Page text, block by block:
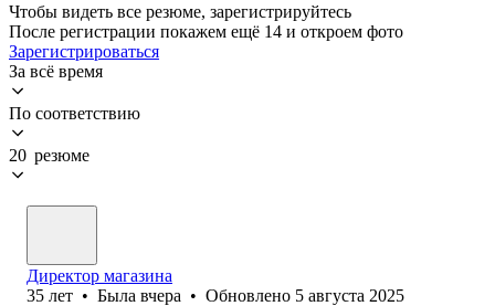
Чтобы видеть все резюме, зарегистрируйтесь
После регистрации покажем ещё 14 и откроем фото
Зарегистрироваться
За всё время
По соответствию
20 резюме
Директор магазина
35 лет • Была вчера • Обновлено 5 августа 2025